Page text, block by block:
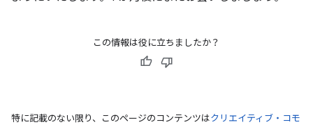
この情報は役に立ちましたか？
特に記載のない限り、このページのコンテンツはクリエイティブ・コモ